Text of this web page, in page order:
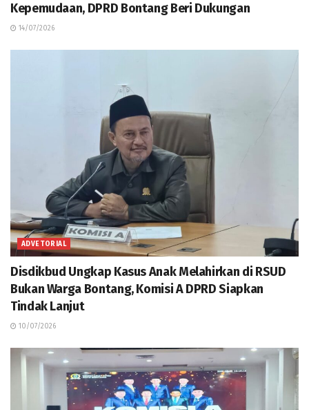
Kepemudaan, DPRD Bontang Beri Dukungan
14/07/2026
ADVETORIAL
Disdikbud Ungkap Kasus Anak Melahirkan di RSUD
Bukan Warga Bontang, Komisi A DPRD Siapkan
Tindak Lanjut
10/07/2026